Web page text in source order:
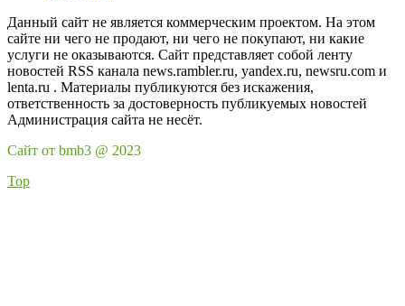
Данный сайт не является коммерческим проектом. На этом
сайте ни чего не продают, ни чего не покупают, ни какие
услуги не оказываются. Сайт представляет собой ленту
новостей RSS канала news.rambler.ru, yandex.ru, newsru.com и
lenta.ru . Материалы публикуются без искажения,
ответственность за достоверность публикуемых новостей
Администрация сайта не несёт.
Сайт от bmb3 @ 2023
Top